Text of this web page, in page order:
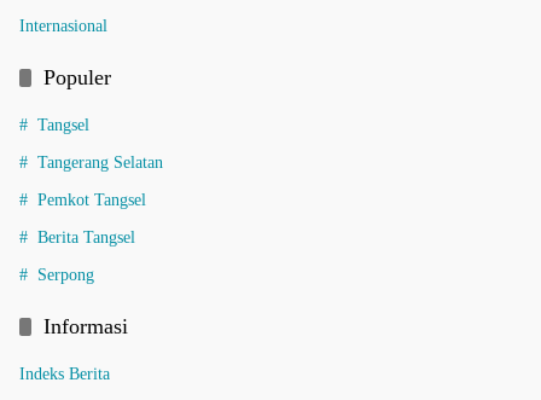
Internasional
Populer
Tangsel
Tangerang Selatan
Pemkot Tangsel
Berita Tangsel
Serpong
Informasi
Indeks Berita